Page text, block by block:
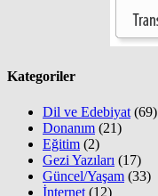
Kategoriler
Dil ve Edebiyat (69)
Donanım (21)
Eğitim (2)
Gezi Yazıları (17)
Güncel/Yaşam (33)
İnternet (12)